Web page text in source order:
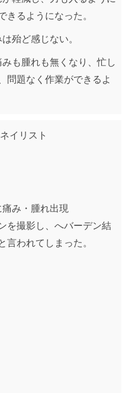
きるようになった。
殆ど感じない。
も腫れも無くなり、忙し
問題なく作業ができるよ
リスト
み・腫れ出現
を撮影し、へバーデン結
われてしまった。